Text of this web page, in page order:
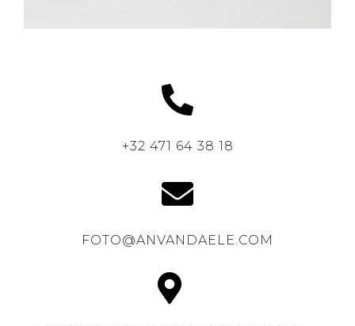
+32 471 64 38 18
FOTO@ANVANDAELE.COM